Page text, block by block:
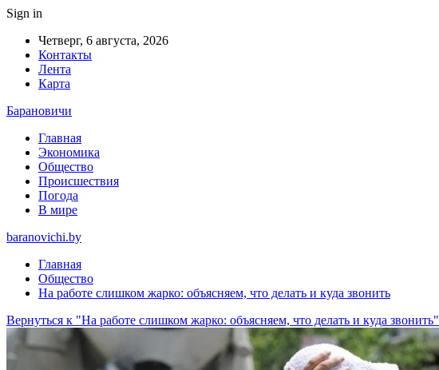
Sign in
Четверг, 6 августа, 2026
Контакты
Лента
Карта
Барановичи
Главная
Экономика
Общество
Происшествия
Погода
В мире
baranovichi.by
Главная
Общество
На работе слишком жарко: объясняем, что делать и куда звонить
Вернуться к "На работе слишком жарко: объясняем, что делать и куда звонить"